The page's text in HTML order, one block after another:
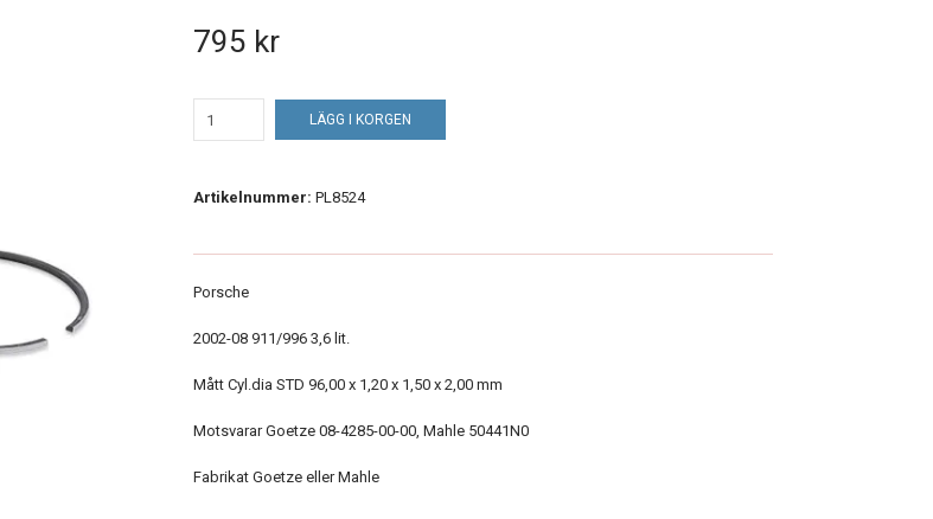
795 kr
LÄGG I KORGEN
Artikelnummer: PL8524
Porsche
2002-08 911/996 3,6 lit.
Mått Cyl.dia STD 96,00 x 1,20 x 1,50 x 2,00 mm
Motsvarar Goetze 08-4285-00-00, Mahle 50441N0
Fabrikat Goetze eller Mahle